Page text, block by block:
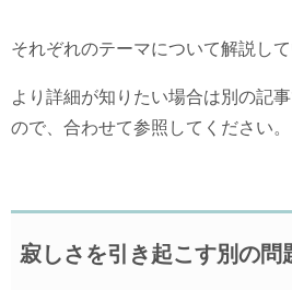
それぞれのテーマについて解説して
より詳細が知りたい場合は別の記
ので、合わせて参照してください。
寂しさを引き起こす別の問